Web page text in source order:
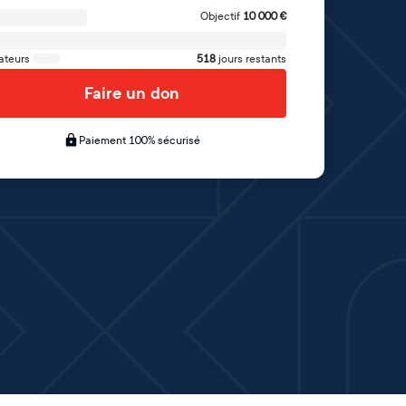
Objectif 10 000€
518 jours restants
Faire un don
Paiement 100% sécurisé